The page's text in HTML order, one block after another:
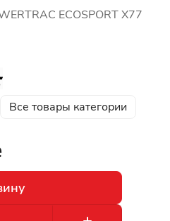
ECOSPORT X77
Все товары категории